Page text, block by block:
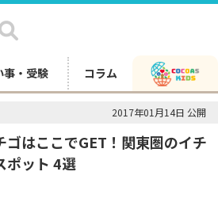
事・受験 コラム
2017年01月14日 公開
ゴはここでGET！関東圏のイチ
ポット 4選